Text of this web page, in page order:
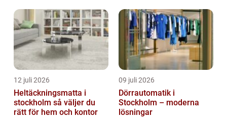
12 juli 2026
Heltäckningsmatta i
stockholm så väljer du
rätt för hem och kontor
09 juli 2026
Dörrautomatik i
Stockholm – moderna
lösningar